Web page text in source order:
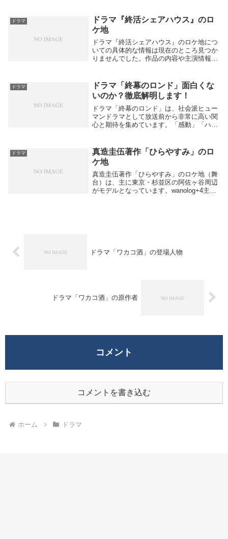
な状況の中で、強い絆を再確認しながら互
いに支え合い...
ドラマ
ドラマ『終活シェアハウス』のロ
ケ地
ドラマ『終活シェアハウス』のロケ地につ
いての具体的な情報は現在のところ見つか
りませんでした。作品の内容や主演情報は
ます。もし特定のシーンのロケ地や撮影場
所について具...
ドラマ
ドラマ「終幕のロンド」面白くな
いのか？徹底解明します！
ドラマ「終幕のロンド」は、社会派ヒュー
マンドラマとして放送前から非常に高い関
心と期待を集めています。「感動」「ハン
剛の主演やオリジナル脚本の緻密さが視聴
者の注目ポ...
ドラマ
真造圭伍著作「ひらやすみ」のロ
ケ地
真造圭伍著作「ひらやすみ」のロケ地（舞
台）は、主に東京・杉並区の阿佐ヶ谷周辺
がモデルとなっています。wanolog+4主な
ドラマ「ワカコ酒」の登場人物
ドラマ「ワカコ酒」の原作者
コメント
コメントを書き込む
ホーム ドラマ